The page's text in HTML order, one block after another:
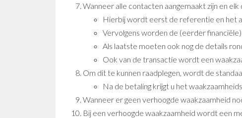
Wanneer alle contacten aangemaakt zijn en
Hierbij wordt eerst de referentie en het
Vervolgens worden de (eerder
Als laatste moeten ook nog de details
Ook van de transactie wordt een
Om dit te kunnen raadplegen, wordt de
Na de betaling krijgt u het
Wanneer er geen verhoogde waakzaamheid
Bij een verhoogde waakzaamheid wordt een